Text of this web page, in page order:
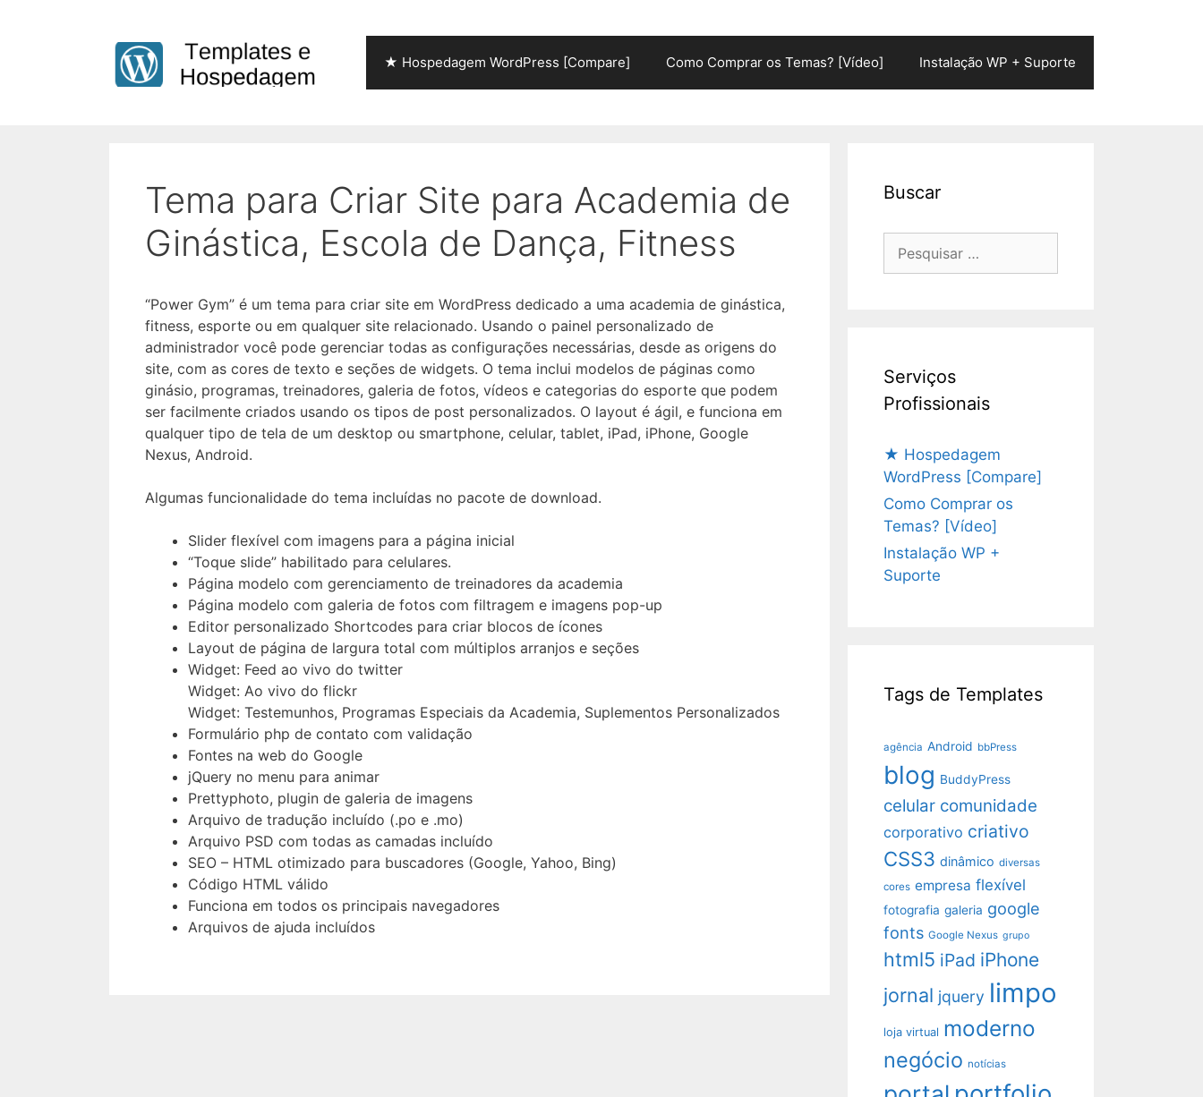
★ Hospedagem WordPress [Compare] Como Comprar os Temas? [Vídeo] Instalação WP + Suporte
Tema para Criar Site para Academia de
Ginástica, Escola de Dança, Fitness
“Power Gym” é um tema para criar site em WordPress dedicado a uma academia de ginástica,
fitness, esporte ou em qualquer site relacionado. Usando o painel personalizado de
administrador você pode gerenciar todas as configurações necessárias, desde as origens do
site, com as cores de texto e seções de widgets. O tema inclui modelos de páginas como
ginásio, programas, treinadores, galeria de fotos, vídeos e categorias do esporte que podem
ser facilmente criados usando os tipos de post personalizados. O layout é ágil, e funciona em
qualquer tipo de tela de um desktop ou smartphone, celular, tablet, iPad, iPhone, Google
Nexus, Android.
Algumas funcionalidade do tema incluídas no pacote de download.
Slider flexível com imagens para a página inicial
“Toque slide” habilitado para celulares.
Página modelo com gerenciamento de treinadores da academia
Página modelo com galeria de fotos com filtragem e imagens pop-up
Editor personalizado Shortcodes para criar blocos de ícones
Layout de página de largura total com múltiplos arranjos e seções
Widget: Feed ao vivo do twitter
Widget: Ao vivo do flickr
Widget: Testemunhos, Programas Especiais da Academia, Suplementos Personalizados
Formulário php de contato com validação
Fontes na web do Google
jQuery no menu para animar
Prettyphoto, plugin de galeria de imagens
Arquivo de tradução incluído (.po e .mo)
Arquivo PSD com todas as camadas incluído
SEO – HTML otimizado para buscadores (Google, Yahoo, Bing)
Código HTML válido
Funciona em todos os principais navegadores
Arquivos de ajuda incluídos
Buscar
Serviços
Profissionais
★ Hospedagem
WordPress [Compare]
Como Comprar os
Temas? [Vídeo]
Instalação WP +
Suporte
Tags de Templates
agência Android bbPress
blog BuddyPress
celular comunidade
corporativo criativo
CSS3 dinâmico diversas
cores empresa flexível
fotografia galeria google
fonts Google Nexus grupo
html5 iPad iPhone
jornal jquery limpo
loja virtual moderno
negócio notícias